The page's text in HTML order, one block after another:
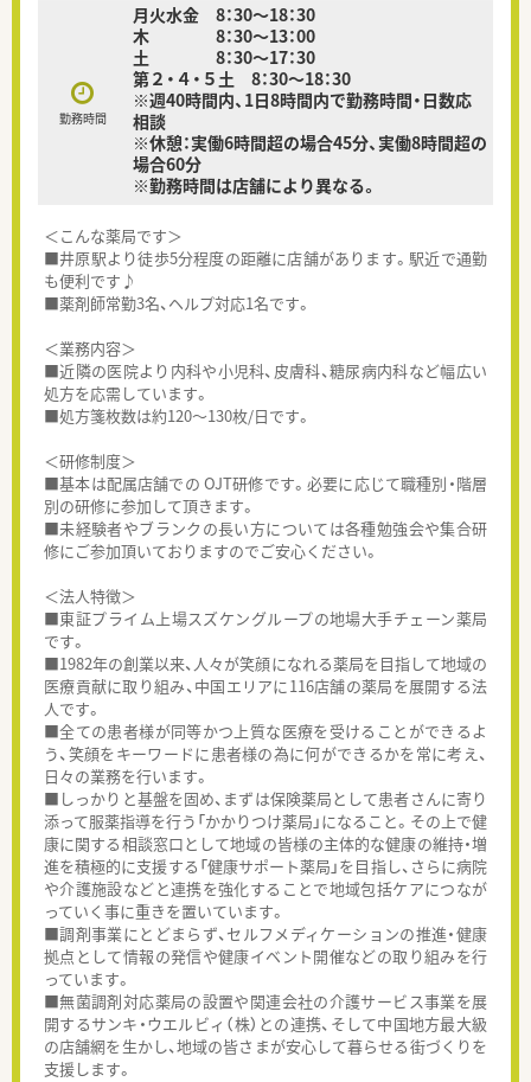
勤務時間
月火水金 8：30～18：30
木 8：30～13：00
土 8：30〜17：30
第２・４・５土 8：30〜18：30
※週40時間内、1日8時間内で勤務時間・日数応
相談
※休憩：実働6時間超の場合45分、実働8時間超の
場合60分
※勤務時間は店舗により異なる。
＜こんな薬局です＞
■井原駅より徒歩5分程度の距離に店舗があります。駅近で通勤
も便利です♪
■薬剤師常勤3名、ヘルプ対応1名です。
＜業務内容＞
■近隣の医院より内科や小児科、皮膚科、糖尿病内科など幅広い
処方を応需しています。
■処方箋枚数は約120～130枚/日です。
＜研修制度＞
■基本は配属店舗での OJT研修です。必要に応じて職種別・階層
別の研修に参加して頂きます。
■未経験者やブランクの長い方については各種勉強会や集合研
修にご参加頂いておりますのでご安心ください。
＜法人特徴＞
■東証プライム上場スズケングループの地場大手チェーン薬局
です。
■1982年の創業以来、人々が笑顔になれる薬局を目指して地域の
医療貢献に取り組み、中国エリアに116店舗の薬局を展開する法
人です。
■全ての患者様が同等かつ上質な医療を受けることができるよ
う、笑顔をキーワードに患者様の為に何ができるかを常に考え、
日々の業務を行います。
■しっかりと基盤を固め、まずは保険薬局として患者さんに寄り
添って服薬指導を行う「かかりつけ薬局」になること。その上で健
康に関する相談窓口として地域の皆様の主体的な健康の維持・増
進を積極的に支援する「健康サポート薬局」を目指し、さらに病院
や介護施設などと連携を強化することで地域包括ケアにつなが
っていく事に重きを置いています。
■調剤事業にとどまらず、セルフメディケーションの推進・健康
拠点として情報の発信や健康イベント開催などの取り組みを行
っています。
■無菌調剤対応薬局の設置や関連会社の介護サービス事業を展
開するサンキ・ウエルビィ（株）との連携、そして中国地方最大級
の店舗網を生かし、地域の皆さまが安心して暮らせる街づくりを
支援します。